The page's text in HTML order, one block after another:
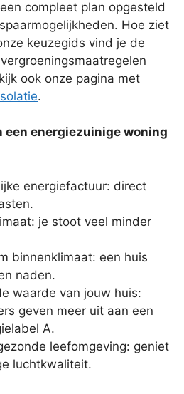
compleet plan opgesteld
Hoe ziet
keuzegids vind je de
ook onze pagina met
.
een energiezuinige woning
energiefactuur: direct
je stoot veel minder
binnenklimaat: een huis
naden.
waarde van jouw huis:
geven meer uit aan een
A.
leefomgeving: geniet
luchtkwaliteit.